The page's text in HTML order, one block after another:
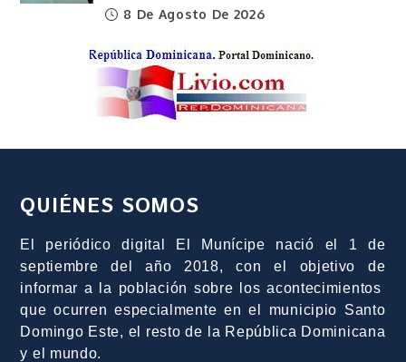
8 De Agosto De 2026
QUIÉNES SOMOS
El periódico digital El Munícipe nació el 1 de
septiembre del año 2018, con el objetivo de
informar a la población sobre los acontecimientos
que ocurren especialmente en el municipio Santo
Domingo Este, el resto de la República Dominicana
y el mundo.